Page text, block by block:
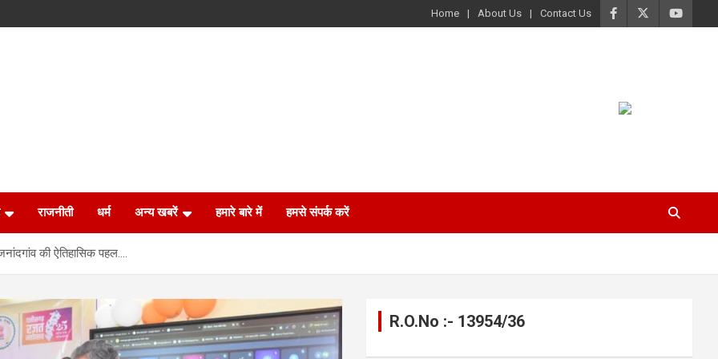
Home About Us Contact Us
राजनीती धर्म अन्य खबरें हमारे बारे में हमसे संपर्क करें
की ऐतिहासिक पहल….
R.O.No :- 13954/36